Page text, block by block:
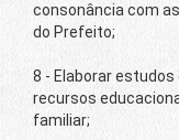
consonância com
do Prefeito;
8 - Elaborar
recursos
familiar;